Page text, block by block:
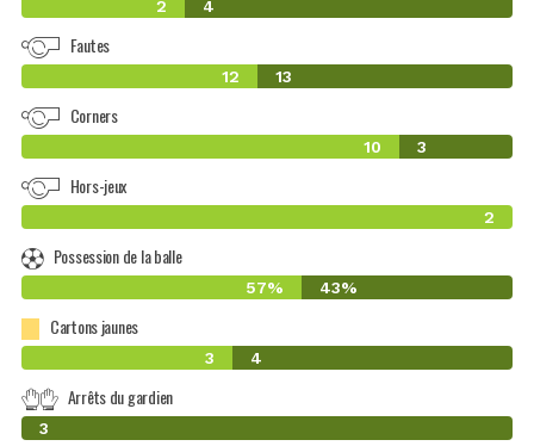
2 4
Fautes
12 13
Corners
10 3
Hors-jeux
2
Possession de la balle
57% 43%
Cartons jaunes
3 4
Arrêts du gardien
0
3